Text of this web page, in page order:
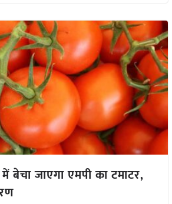
बेचा जाएगा एमपी का टमाटर,